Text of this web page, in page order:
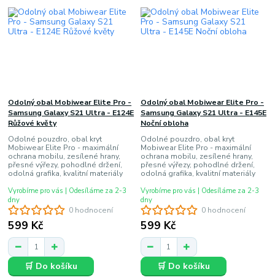
0 hodnocení
Odolný obal Mobiwear Elite Pro -
Samsung Galaxy S21 Ultra - E124E
Růžové květy
Odolné pouzdro, obal kryt
Mobiwear Elite Pro - maximální
ochrana mobilu, zesílené hrany,
přesné výřezy, pohodlné držení,
odolná grafika, kvalitní materiály
599 Kč
Vyrobíme pro vás | Odesíláme za 2-3
dny
🛒 Do košíku
0 hodnocení
Odolný obal Mobiwear Elite Pro -
Samsung Galaxy S21 Ultra - E145E
Noční obloha
Odolné pouzdro, obal kryt
Mobiwear Elite Pro - maximální
ochrana mobilu, zesílené hrany,
přesné výřezy, pohodlné držení,
odolná grafika, kvalitní materiály
599 Kč
Vyrobíme pro vás | Odesíláme za 2-3
dny
🛒 Do košíku